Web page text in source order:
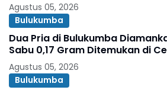
Agustus 05, 2026
Bulukumba
Dua Pria di Bulukumba
Sabu 0,17 Gram Ditemukan di
Agustus 05, 2026
Bulukumba